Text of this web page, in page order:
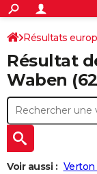
ACTUALITÉS
Politique
Société
Faits Divers
Education
Monde
Villes
+
SPORT
Coupe du monde
Football
Tennis
Cyclisme
Rugby
Forum
CULTURE
Programme TV
TNT
Streaming
Cinéma
Sorties cinéma
Musique
+
FINANCE
Retraite
Impôts
Epargne
Immobilier
Risques naturels
Banque
Assurance
Crédit
AUTO
Essais
Réserver un essai
Citadines
Berlines
SUV
Forum auto
+
HIGH-TECH
Résultats
Résultat
Waben
Voir aussi : Verton